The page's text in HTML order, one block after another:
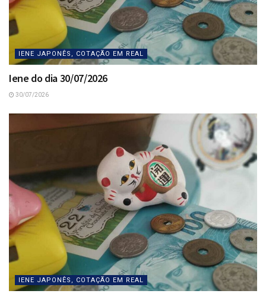
IENE JAPONÊS, COTAÇÃO EM REAL
Iene do dia 30/07/2026
30/07/2026
IENE JAPONÊS, COTAÇÃO EM REAL